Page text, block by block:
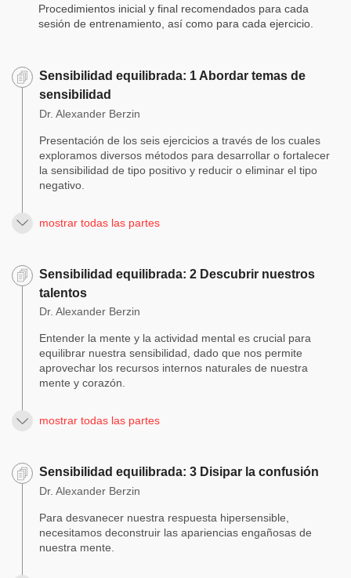
Procedimientos inicial y final recomendados para cada
sesión de entrenamiento, así como para cada ejercicio.
Sensibilidad equilibrada: 1 Abordar temas de
sensibilidad
Dr. Alexander Berzin
Presentación de los seis ejercicios a través de los cuales
exploramos diversos métodos para desarrollar o fortalecer
la sensibilidad de tipo positivo y reducir o eliminar el tipo
negativo.
mostrar todas las partes
Sensibilidad equilibrada: 2 Descubrir nuestros
talentos
Dr. Alexander Berzin
Entender la mente y la actividad mental es crucial para
equilibrar nuestra sensibilidad, dado que nos permite
aprovechar los recursos internos naturales de nuestra
mente y corazón.
mostrar todas las partes
Sensibilidad equilibrada: 3 Disipar la confusión
Dr. Alexander Berzin
Para desvanecer nuestra respuesta hipersensible,
necesitamos deconstruir las apariencias engañosas de
nuestra mente.